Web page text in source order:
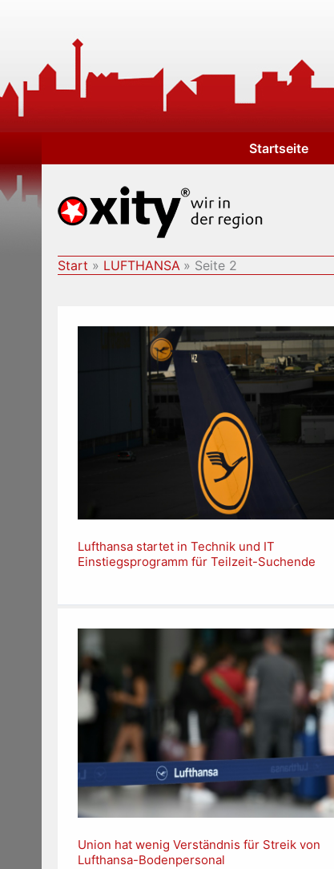
Startseite
Start LUFTHANSA Seite 2
Lufthansa startet in Technik und IT
Einstiegsprogramm für Teilzeit-Suchende
Union hat wenig Verständnis für Streik von
Lufthansa-Bodenpersonal